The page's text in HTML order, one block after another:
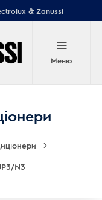
& Zanussi
Меню
N3